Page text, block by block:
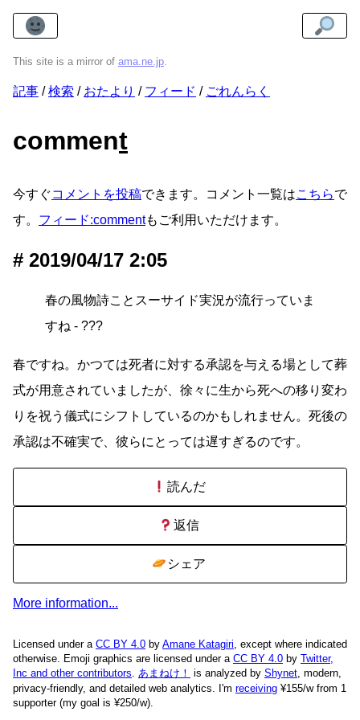
This site is a mirror of ama.ne.jp.
記事 検索 おたより フィード ごれんらく
comment
今すぐコメントを投稿できます。コメント一覧はこちらで
す。 フィード:commentもご利用いただけます。
2019/04/17 2:05
春の風物詩ことスーサイド実況が流行っていま
すね - ???
春ですね。かつては死者に対する承認を与える場として葬
式が用意されていましたが、徐々に生から死への移り変わ
りを祝う儀式にシフトしているのかもしれません。死後の
承認は不確実で、彼らにとっては遅すぎるのです。
読んだ
返信
シェア
More information...
Licensed under a CC BY 4.0 by Amane Katagiri, except where indicated
otherwise. Emoji graphics are licensed under a CC BY 4.0 by Twitter,
Inc and other contributors. あまねけ！ is analyzed by Shynet, modern,
privacy-friendly, and detailed web analytics. I'm receiving ¥155/w from 1
supporter (my goal is ¥250/w).